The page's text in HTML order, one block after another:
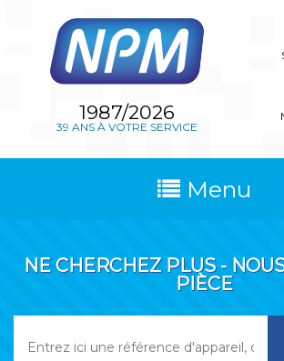
1987/2026
39 ANS À VOTRE SERVICE
Menu
NE CHERCHEZ PLUS -
PIÈCE